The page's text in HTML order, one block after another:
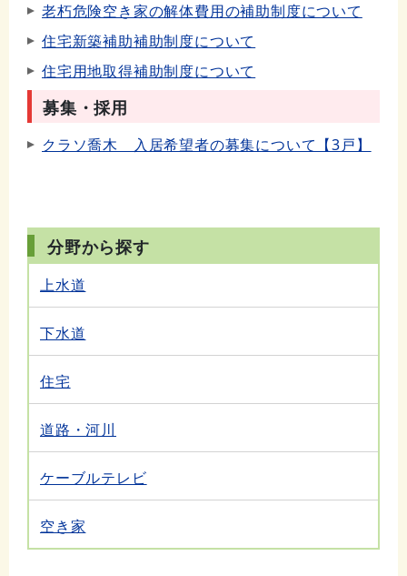
老朽危険空き家の解体費用の補助制度について
住宅新築補助補助制度について
住宅用地取得補助制度について
募集・採用
クラソ喬木 入居希望者の募集について【3戸】
分野から探す
上水道
下水道
住宅
道路・河川
ケーブルテレビ
空き家